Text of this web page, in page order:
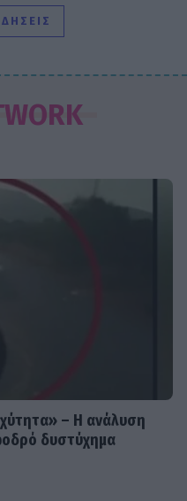
τον
– Η ανάλυση
δυστύχημα